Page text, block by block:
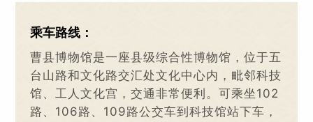
乘车路线：
曹县博物馆是一座县级综合性博物馆，位于五
台山路和文化路交汇处文化中心内，毗邻科技
馆、工人文化宫，交通非常便利。可乘坐102
路、106路、109路公交车到科技馆站下车，